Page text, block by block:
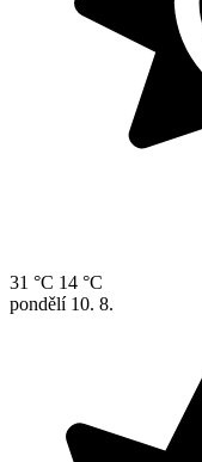
31 °C 14 °C
pondělí 10. 8.